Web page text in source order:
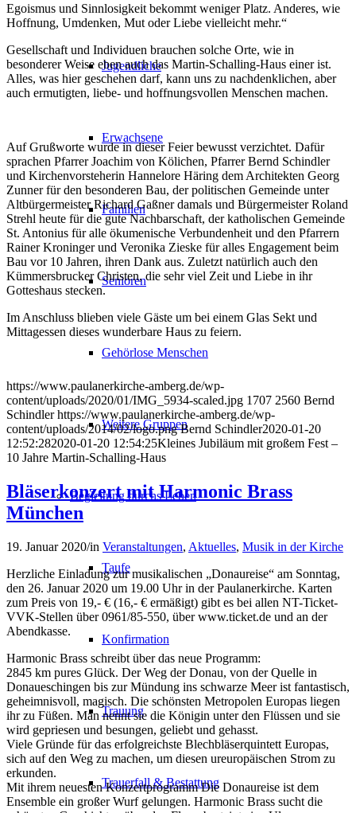
Jugendliche
Erwachsene
Familien
Senioren
Gehörlose Menschen
Weitere Gruppen
Begleitung durchs Leben
Taufe
Konfirmation
Trauung
Trauerfall & Bestattung
Egoismus und Sinnlosigkeit bekommt weniger Platz. Anderes, wie
Hoffnung, Umdenken, Mut oder Liebe vielleicht mehr.“
Gesellschaft und Individuen brauchen solche Orte, wie in
besonderer Weise eben auch das Martin-Schalling-Haus einer ist.
Alles, was hier geschehen darf, kann uns zu nachdenklichen, aber
auch ermutigten, liebe- und hoffnungsvollen Menschen machen.
Auf Grußworte wurde in dieser Feier bewusst verzichtet. Dafür
sprachen Pfarrer Joachim von Kölichen, Pfarrer Bernd Schindler
und Kirchenvorsteherin Hannelore Häring dem Architekten Georg
Zunner für den besonderen Bau, der politischen Gemeinde unter
Altbürgermeister Richard Gaßner damals und Bürgermeister Roland
Strehl heute für die gute Nachbarschaft, der katholischen Gemeinde
St. Antonius für alle ökumenische Verbundenheit und den Pfarrern
Rainer Kroninger und Veronika Zieske für alles Engagement beim
Bau vor 10 Jahren, ihren Dank aus. Zuletzt natürlich auch den
Kümmersbrucker Christen, die sehr viel Zeit und Liebe in ihr
Gotteshaus stecken.
Im Anschluss blieben viele Gäste um bei einem Glas Sekt und
Mittagessen dieses wunderbare Haus zu feiern.
https://www.paulanerkirche-amberg.de/wp-
content/uploads/2020/01/IMG_5934-scaled.jpg 1707 2560 Bernd
Schindler https://www.paulanerkirche-amberg.de/wp-
content/uploads/2014/02/logo.png Bernd Schindler2020-01-20
12:52:282020-01-20 12:54:25Kleines Jubiläum mit großem Fest –
10 Jahre Martin-Schalling-Haus
Bläserkonzert mit Harmonic Brass
München
19. Januar 2020/in Veranstaltungen, Aktuelles, Musik in der Kirche
Herzliche Einladung zur musikalischen „Donaureise“ am Sonntag,
den 26. Januar 2020 um 19.00 Uhr in der Paulanerkirche. Karten
zum Preis von 19,- € (16,- € ermäßigt) gibt es bei allen NT-Ticket-
VVK-Stellen über 0961/85-550, über www.ticket.de und an der
Abendkasse.
Harmonic Brass schreibt über das neue Programm:
2845 km pures Glück. Der Weg der Donau, von der Quelle in
Donaueschingen bis zur Mündung ins schwarze Meer ist fantastisch,
geheimnisvoll, magisch. Die schönsten Metropolen Europas liegen
ihr zu Füßen. Man nennt sie die Königin unter den Flüssen und sie
wird gepriesen und besungen, geliebt und gehasst.
Viele Gründe für das erfolgreichste Blechbläserquintett Europas,
sich auf den Weg zu machen, um diesen ureuropäischen Strom zu
erkunden.
Mit ihrem neuesten Konzertprogramm Die Donaureise ist dem
Ensemble ein großer Wurf gelungen. Harmonic Brass sucht die